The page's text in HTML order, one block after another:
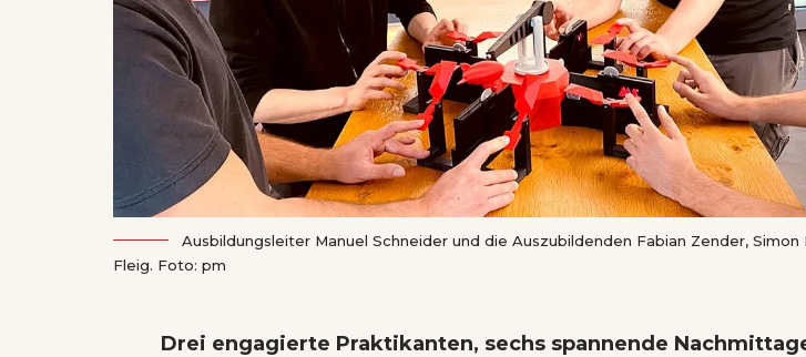
Ausbildungsleiter Manuel Schneider und die Auszubildenden Fabian Zender, Simon
Fleig. Foto: pm
Drei engagierte Praktikanten, sechs spannende